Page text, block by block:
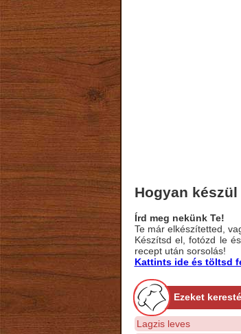
Hogyan
Írd meg nekünk Te!
Te már elkészítetted,
Készítsd el, fotózd le
recept után sorsolás!
Kattints ide és töltsd
Ezeket
Lagzis leves